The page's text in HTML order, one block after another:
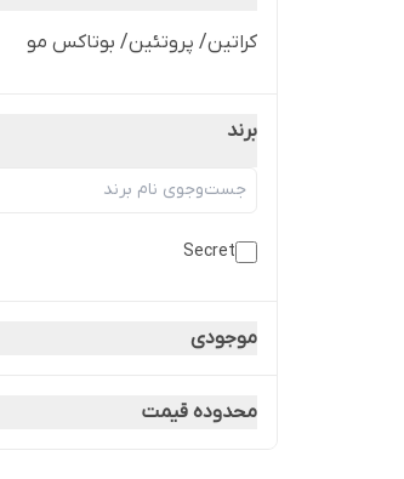
کراتین/ پروتئین/ بوتاکس مو
برند
Secret
موجودی
محدوده قیمت